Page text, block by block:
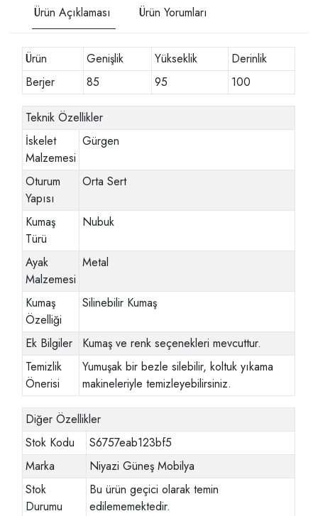
Ürün Açıklaması Ürün Yorumları
Ürün Genişlik Yükseklik
Derinlik
Berjer
85 95 100
Teknik Özellikler
İskelet
Malzemesi
Gürgen
Oturum
Yapısı
Orta Sert
Kumaş
Türü
Nubuk
Ayak
Malzemesi
Metal
Kumaş
Özelliği
Silinebilir Kumaş
Ek Bilgiler
Kumaş ve renk seçenekleri mevcuttur.
Temizlik
Önerisi
Yumuşak bir bezle silebilir, koltuk yıkama
makineleriyle temizleyebilirsiniz.
Diğer Özellikler
Stok Kodu
S6757eab123bf5
Marka
Niyazi Güneş Mobilya
Stok
Durumu
Bu ürün geçici olarak temin
edilememektedir.